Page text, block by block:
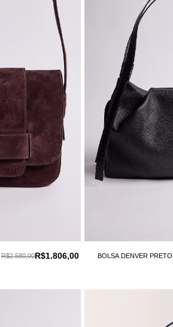
R$1.806,00
R$2.580,00 BOLSA DENVER PRETO